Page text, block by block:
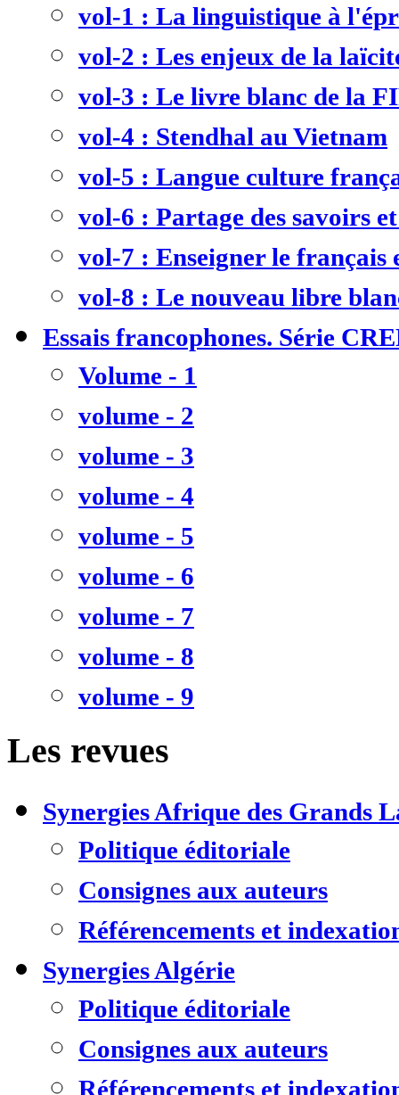
vol-1 : La linguistique à
vol-2 : Les enjeux de la
vol-3 : Le livre blanc de la
vol-4 : Stendhal au Vietnam
vol-5 : Langue culture
vol-6 : Partage des savoirs
vol-7 : Enseigner le
vol-8 : Le nouveau libre
Essais francophones. Série
Volume - 1
volume - 2
volume - 3
volume - 4
volume - 5
volume - 6
volume - 7
volume - 8
volume - 9
Les revues
Synergies Afrique des Grands
Politique éditoriale
Consignes aux auteurs
Référencements et
Synergies Algérie
Politique éditoriale
Consignes aux auteurs
Référencements et